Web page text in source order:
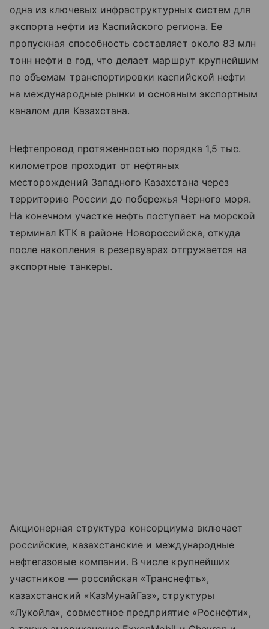
одна из ключевых инфраструктурных систем для
экспорта нефти из Каспийского региона. Ее
пропускная способность составляет около 83 млн
тонн нефти в год, что делает маршрут крупнейшим
по объемам транспортировки каспийской нефти
на международные рынки и основным экспортным
каналом для Казахстана.
Нефтепровод протяженностью порядка 1,5 тыс.
километров проходит от нефтяных
месторождений Западного Казахстана через
территорию России до побережья Черного моря.
На конечном участке нефть поступает на морской
терминал КТК в районе Новороссийска, откуда
после накопления в резервуарах отгружается на
экспортные танкеры.
Акционерная структура консорциума включает
российские, казахстанские и международные
нефтегазовые компании. В числе крупнейших
участников — российская «Транснефть»,
казахстанский «КазМунайГаз», структуры
«Лукойла», совместное предприятие «Роснефти»,